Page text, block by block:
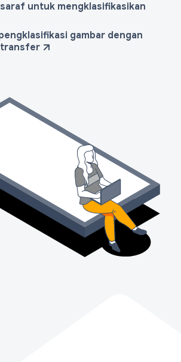
untuk mengklasifikasikan
gambar dengan
transfer